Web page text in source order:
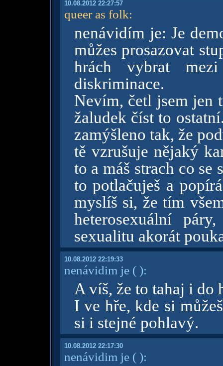
10.08.2012 22:27:57
queer as folk:
nenávidím je: Je
můžes prosazovat
hrách vybrat
diskriminace.
Nevím, četl jsem jen
žaludek číst to
zamýšleno tak, že
tě vzrušuje nějaký
to a máš strach co se
to potlačuješ a
myslíš si, že tím
heterosexuální
sexualitu akorát
10.08.2012 22:19:33
nenávidim je( ):
A víš, že to tahaj i do
I ve hře, kde si
si i stejné pohlavý.
10.08.2012 22:17:30
nenávidim je( ):